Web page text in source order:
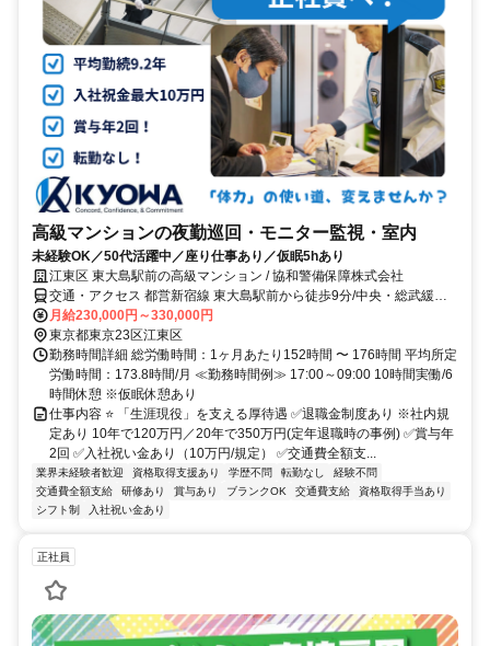
高級マンションの夜勤巡回・モニター監視・室内
未経験OK／50代活躍中／座り仕事あり／仮眠5hあり
江東区 東大島駅前の高級マンション / 協和警備保障株式会社
交通・アクセス 都営新宿線 東大島駅前から徒歩9分/中央・総武緩行
線 亀戸駅 バス7分 浅間神社 停歩2分
月給230,000円～330,000円
東京都東京23区江東区
勤務時間詳細 総労働時間：1ヶ月あたり152時間 〜 176時間 平均所定
労働時間：173.8時間/月 ≪勤務時間例≫ 17:00～09:00 10時間実働/6
時間休憩 ※仮眠休憩あり
仕事内容 ⭐ 「生涯現役」を支える厚待遇 ✅退職金制度あり ※社内規
定あり 10年で120万円／20年で350万円(定年退職時の事例) ✅賞与年
2回 ✅入社祝い金あり（10万円/規定） ✅交通費全額支...
業界未経験者歓迎 資格取得支援あり 学歴不問 転勤なし
経験不問
交通費全額支給
研修あり 賞与あり ブランクOK 交通費支給
資格取得手当あり
シフト制
入社祝い金あり
正社員